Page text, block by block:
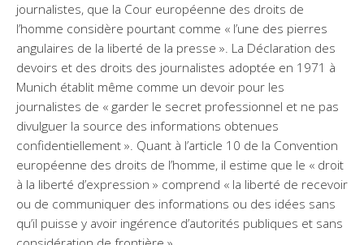
journalistes, que la Cour européenne des droits de
l’homme considère pourtant comme « l’une des pierres
angulaires de la liberté de la presse ». La Déclaration des
devoirs et des droits des journalistes adoptée en 1971 à
Munich établit même comme un devoir pour les
journalistes de « garder le secret professionnel et ne pas
divulguer la source des informations obtenues
confidentiellement ». Quant à l’article 10 de la Convention
européenne des droits de l’homme, il estime que le « droit
à la liberté d’expression » comprend « la liberté de recevoir
ou de communiquer des informations ou des idées sans
qu’il puisse y avoir ingérence d’autorités publiques et sans